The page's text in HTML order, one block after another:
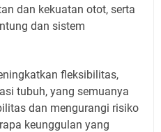
dan kekuatan otot, serta
dan sistem
fleksibilitas,
tubuh, yang semuanya
dan mengurangi risiko
keunggulan yang